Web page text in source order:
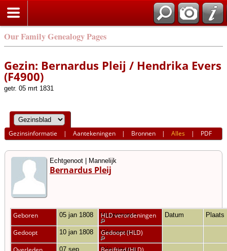
Our Family Genealogy Pages
Gezin: Bernardus Pleij / Hendrika Evers
(F4900)
getr. 05 mrt 1831
Gezinsinformatie |Aantekeningen | Bronnen |Alles | PDF
Echtgenoot | Mannelijk
Bernardus Pleij
Geboren 05 jan 1808 Vriezenveen
HLD verordeningen Datum Plaats
Gedoopt 10 jan 1808 Vriezenveen
Gedoopt (HLD)
07 sep
Vriezenveen,